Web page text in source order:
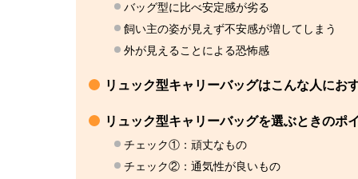
バッグ型に比べ安定感が劣る
飼い主の姿が見えず不安感が増してしまう
外が見えることによる恐怖感
リュック型キャリーバッグはこんな人にお
リュック型キャリーバッグを選ぶときのポ
チェック①：頑丈なもの
チェック②：通気性が良いもの